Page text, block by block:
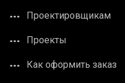
Проектировщикам
Проекты
Как оформить заказ